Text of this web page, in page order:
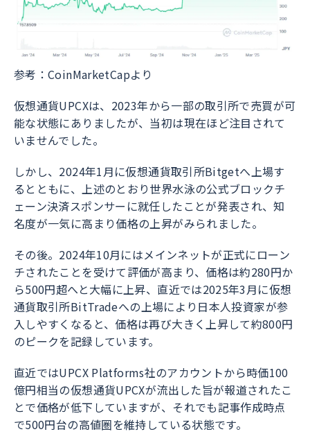
参考：CoinMarketCapより
仮想通貨UPCXは、2023年から一部の取引所で売買が可
能な状態にありましたが、当初は現在ほど注目されて
いませんでした。
しかし、2024年1月に仮想通貨取引所Bitgetへ上場す
るとともに、上述のとおり世界水泳の公式ブロックチ
ェーン決済スポンサーに就任したことが発表され、知
名度が一気に高まり価格の上昇がみられました。
その後。2024年10月にはメインネットが正式にローン
チされたことを受けて評価が高まり、価格は約280円か
ら500円超へと大幅に上昇、直近では2025年3月に仮想
通貨取引所BitTradeへの上場により日本人投資家が参
入しやすくなると、価格は再び大きく上昇して約800円
のピークを記録しています。
直近ではUPCX Platforms社のアカウントから時価100
億円相当の仮想通貨UPCXが流出した旨が報道されたこ
とで価格が低下していますが、それでも記事作成時点
で500円台の高値圏を維持している状態です。